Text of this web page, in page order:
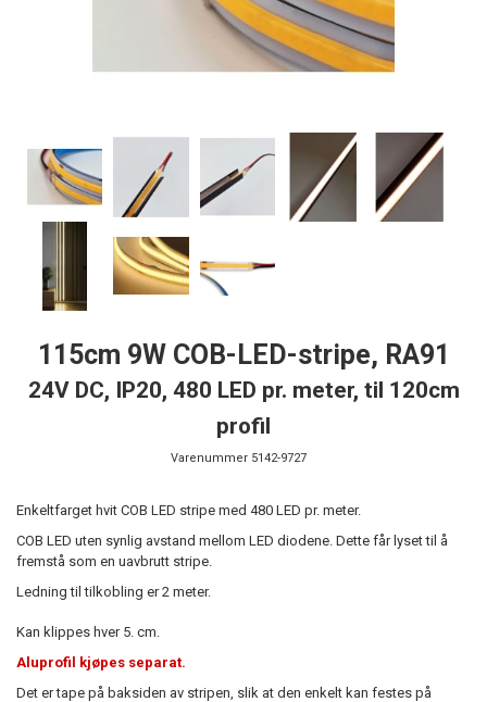
115cm 9W COB-LED-stripe, RA91
24V DC, IP20, 480 LED pr. meter, til 120cm
profil
Varenummer 5142-9727
Enkeltfarget hvit COB LED stripe med 480 LED pr. meter.
COB LED uten synlig avstand mellom LED diodene. Dette får lyset til å
fremstå som en uavbrutt stripe.
Ledning til tilkobling er 2 meter.
Kan klippes hver 5. cm.
Aluprofil kjøpes separat.
Det er tape på baksiden av stripen, slik at den enkelt kan festes på